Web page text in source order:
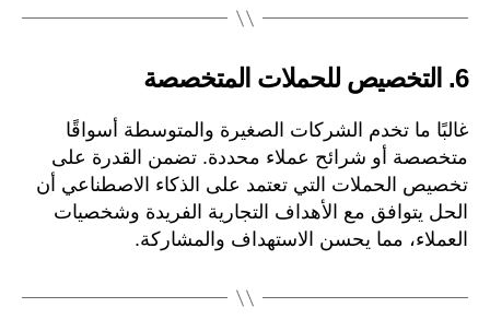
6. التخصيص للحملات المتخصصة
غالبًا ما تخدم الشركات الصغيرة والمتوسطة أسواقًا
متخصصة أو شرائح عملاء محددة. تضمن القدرة على
تخصيص الحملات التي تعتمد على الذكاء الاصطناعي أن
الحل يتوافق مع الأهداف التجارية الفريدة وشخصيات
العملاء، مما يحسن الاستهداف والمشاركة.